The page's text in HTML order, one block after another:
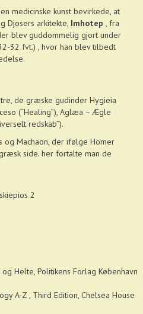
medicinske kunst bevirkede, at
Djosers arkitekte, Imhotep , fra
blev guddommelig gjort under
32 fvt.) , hvor han blev tilbedt
de græske gudinder Hygieia
(“Healing”), Aglæa – Ægle
redskab”).
og Machaon, der ifølge Homer
side. her fortalte man de
Helte, Politikens Forlag København
A-Z , Third Edition, Chelsea House